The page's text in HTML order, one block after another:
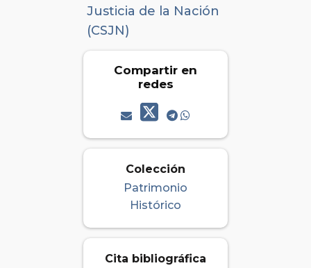
Justicia de la Nación
(CSJN)
Compartir en
redes
Colección
Patrimonio
Histórico
Cita bibliográfica